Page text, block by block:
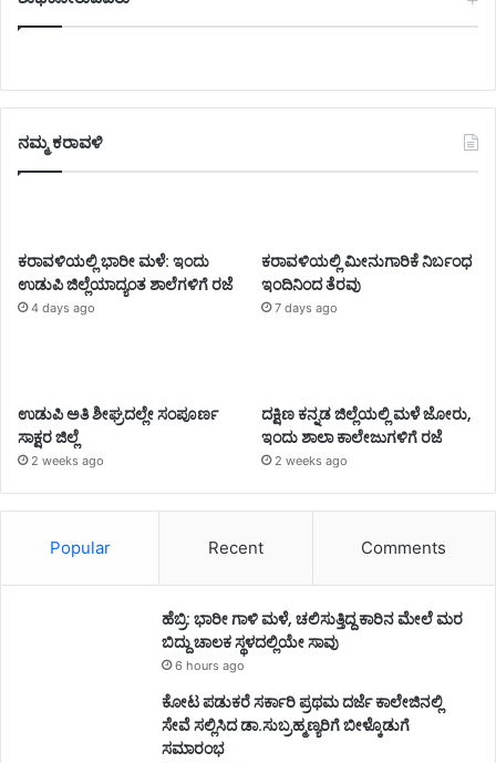
ನಮ್ಮ ಕರಾವಳಿ
ಕರಾವಳಿಯಲ್ಲಿ ಭಾರೀ ಮಳೆ: ಇಂದು
ಉಡುಪಿ ಜಿಲ್ಲೆಯಾದ್ಯಂತ ಶಾಲೆಗಳಿಗೆ ರಜೆ
4 days ago
ಕರಾವಳಿಯಲ್ಲಿ ಮೀನುಗಾರಿಕೆ ನಿರ್ಬಂಧ
ಇಂದಿನಿಂದ ತೆರವು
7 days ago
ಉಡುಪಿ ಅತಿ ಶೀಘ್ರದಲ್ಲೇ ಸಂಪೂರ್ಣ
ಸಾಕ್ಷರ ಜಿಲ್ಲೆ
2 weeks ago
ದಕ್ಷಿಣ ಕನ್ನಡ ಜಿಲ್ಲೆಯಲ್ಲಿ ಮಳೆ ಜೋರು,
ಇಂದು ಶಾಲಾ ಕಾಲೇಜುಗಳಿಗೆ ರಜೆ
2 weeks ago
Popular Recent Comments
ಹೆಬ್ರಿ: ಭಾರೀ ಗಾಳಿ ಮಳೆ, ಚಲಿಸುತ್ತಿದ್ದ ಕಾರಿನ ಮೇಲೆ ಮರ
ಬಿದ್ದು ಚಾಲಕ ಸ್ಥಳದಲ್ಲಿಯೇ ಸಾವು
6 hours ago
ಕೋಟ ಪಡುಕರೆ ಸರ್ಕಾರಿ ಪ್ರಥಮ ದರ್ಜೆ ಕಾಲೇಜಿನಲ್ಲಿ
ಸೇವೆ ಸಲ್ಲಿಸಿದ ಡಾ.ಸುಬ್ರಹ್ಮಣ್ಯರಿಗೆ ಬೀಳ್ಕೊಡುಗೆ
ಸಮಾರಂಭ